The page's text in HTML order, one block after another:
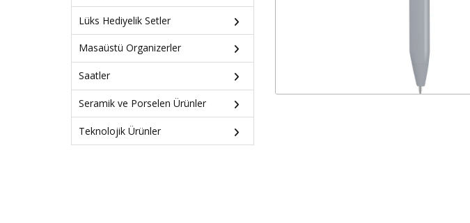
Lüks Hediyelik Setler
Masaüstü Organizerler
Saatler
Seramik ve Porselen Ürünler
Teknolojik Ürünler